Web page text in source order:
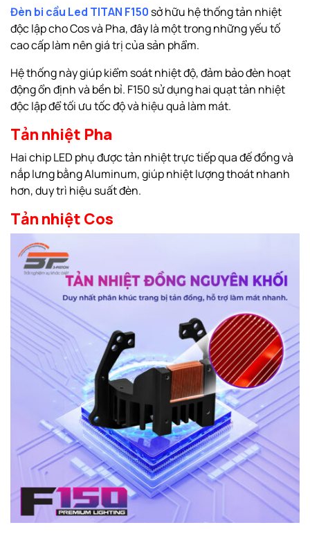
Đèn bi cầu Led TITAN F150 sở hữu hệ thống tản nhiệt
độc lập cho Cos và Pha, đây là một trong những yếu tố
cao cấp làm nên giá trị của sản phẩm.
Hệ thống này giúp kiểm soát nhiệt độ, đảm bảo đèn hoạt
động ổn định và bền bỉ. F150 sử dụng hai quạt tản nhiệt
độc lập để tối ưu tốc độ và hiệu quả làm mát.
Tản nhiệt Pha
Hai chip LED phụ được tản nhiệt trực tiếp qua đế đồng và
nắp lưng bằng Aluminum, giúp nhiệt lượng thoát nhanh
hơn, duy trì hiệu suất đèn.
Tản nhiệt Cos